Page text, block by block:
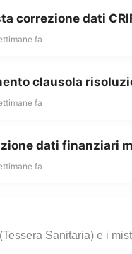
correzione dati
fa
clausola
fa
dati finanziari
fa
(Tessera Sanitaria) e i